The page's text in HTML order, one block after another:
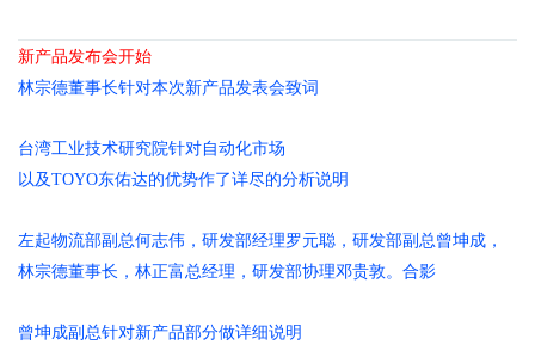
新产品发布会开始
林宗德董事长针对本次新产品发表会致词
台湾工业技术研究院针对自动化市场
以及TOYO东佑达的优势作了详尽的分析说明
左起物流部副总何志伟，研发部经理罗元聪，研发部副总曾坤成，
林宗德董事长，林正富总经理，研发部协理邓贵敦。合影
曾坤成副总针对新产品部分做详细说明